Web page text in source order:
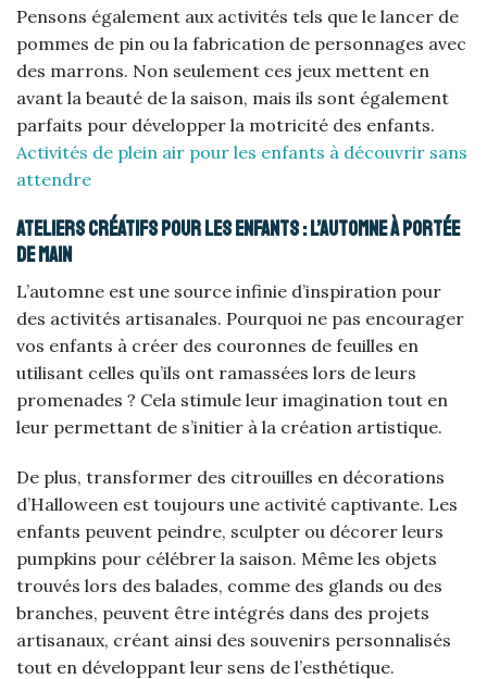
Pensons également aux activités tels que le lancer de
pommes de pin ou la fabrication de personnages avec
des marrons. Non seulement ces jeux mettent en
avant la beauté de la saison, mais ils sont également
parfaits pour développer la motricité des enfants.
Activités de plein air pour les enfants à découvrir sans
attendre
Ateliers créatifs pour les enfants : l’automne à portée
de main
L’automne est une source infinie d’inspiration pour
des activités artisanales. Pourquoi ne pas encourager
vos enfants à créer des couronnes de feuilles en
utilisant celles qu’ils ont ramassées lors de leurs
promenades ? Cela stimule leur imagination tout en
leur permettant de s’initier à la création artistique.
De plus, transformer des citrouilles en décorations
d’Halloween est toujours une activité captivante. Les
enfants peuvent peindre, sculpter ou décorer leurs
pumpkins pour célébrer la saison. Même les objets
trouvés lors des balades, comme des glands ou des
branches, peuvent être intégrés dans des projets
artisanaux, créant ainsi des souvenirs personnalisés
tout en développant leur sens de l’esthétique.